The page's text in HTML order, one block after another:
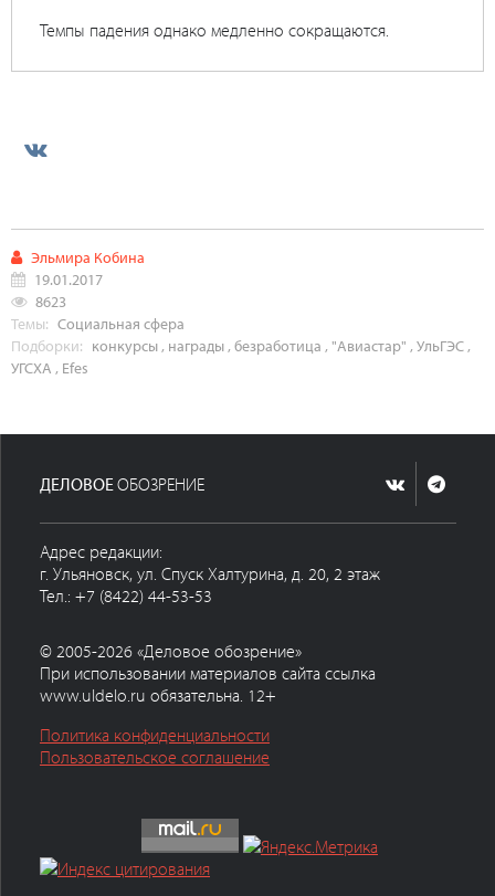
Темпы падения однако медленно сокращаются.
Эльмира Кобина
19.01.2017
8623
Темы: Социальная сфера
Подборки: конкурсы , награды ,безработица ,"Авиастар" ,УльГЭС ,
УГСХА , Efes
ДЕЛОВОЕ ОБОЗРЕНИЕ
Адрес редакции:
г. Ульяновск, ул. Спуск Халтурина, д. 20, 2 этаж
Тел.: +7 (8422) 44-53-53
© 2005-2026 «Деловое обозрение»
При использовании материалов сайта ссылка
www.uldelo.ru обязательна. 12+
Политика конфиденциальности
Пользовательское соглашение